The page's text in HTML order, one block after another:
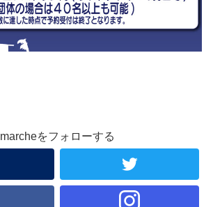
marcheをフォローする